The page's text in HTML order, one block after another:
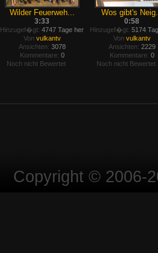
Wilder Feuerweh...
3:33
Hinzugef�gt: 4747 Tage her
Von vulkantv
Ansichten: 3078
Kommentare: 0
Noch nicht Bewertet
Wos gibt's
0:58
Hinzugef�gt: 5174
Von vulkantv
Ansichten: 2229
Kommentare: 0
Noch nicht Bewertet
Copyright © 2006-